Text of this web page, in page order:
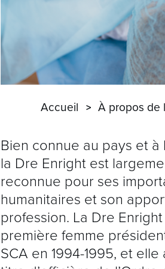
Accueil À propos de
Bien connue au pays et à
la Dre Enright est
reconnue pour ses
humanitaires et son
profession. La Dre
première femme
SCA en 1994-1995, et elle